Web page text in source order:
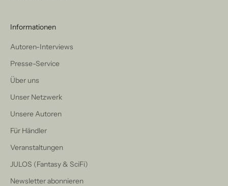
Informationen
Autoren-Interviews
Presse-Service
Über uns
Unser Netzwerk
Unsere Autoren
Für Händler
Veranstaltungen
JULOS (Fantasy & SciFi)
Newsletter abonnieren